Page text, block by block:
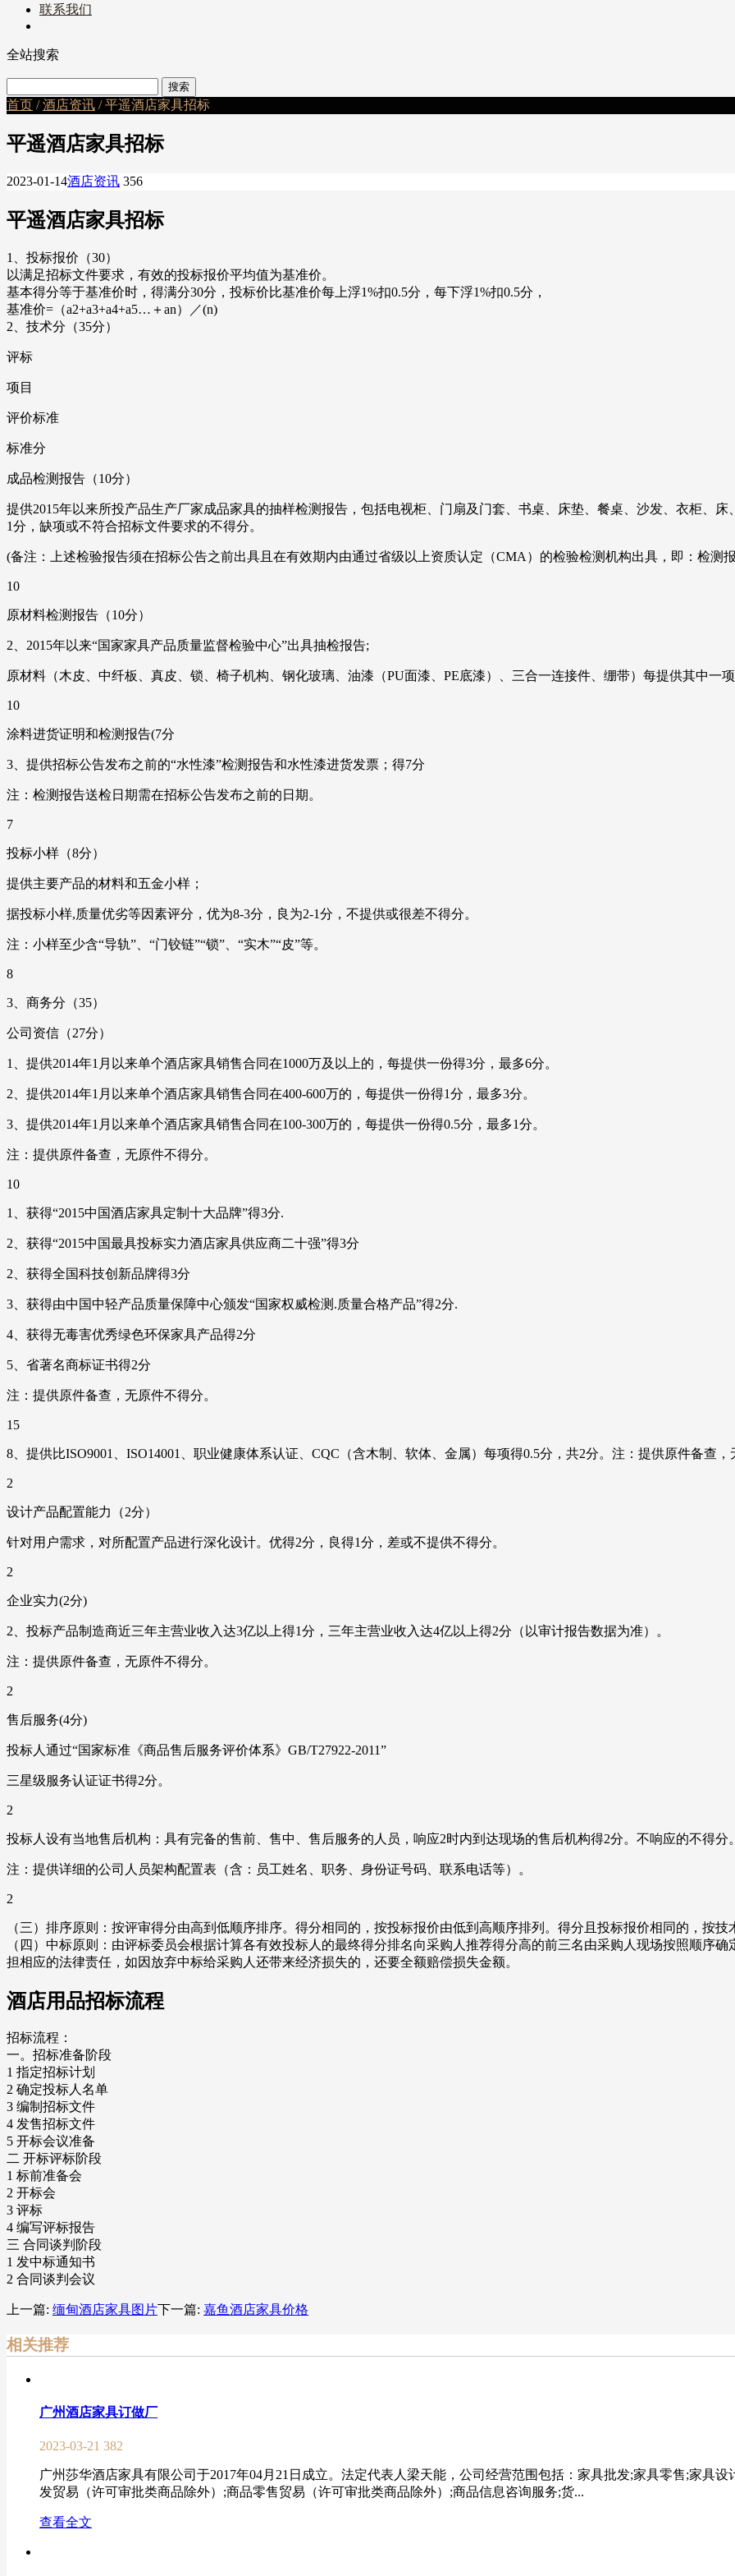
联系我们
全站搜索
首页 /酒店资讯 / 平遥酒店家具招标
平遥酒店家具招标
2023-01-14酒店资讯 356
平遥酒店家具招标
1、投标报价（30）
以满足招标文件要求，有效的投标报价平均值为基准价。
基本得分等于基准价时，得满分30分，投标价比基准价每上浮1%扣0.5分，每下浮1%扣0.5分，
基准价=（a2+a3+a4+a5…＋an）／(n)
2、技术分（35分）
评标
项目
评价标准
标准分
成品检测报告（10分）
提供2015年以来所投产品生产厂家成品家具的抽样检测报告，包括电视柜、门扇及门套、书桌、床垫、餐桌、沙发、衣柜、
1分，缺项或不符合招标文件要求的不得分。
(备注：上述检验报告须在招标公告之前出具且在有效期内由通过省级以上资质认定（CMA）的检验检测机构出具，即：检测
10
原材料检测报告（10分）
2、2015年以来“国家家具产品质量监督检验中心”出具抽检报告;
原材料（木皮、中纤板、真皮、锁、椅子机构、钢化玻璃、油漆（PU面漆、PE底漆）、三合一连接件、绷带）每提供其中一项
10
涂料进货证明和检测报告(7分
3、提供招标公告发布之前的“水性漆”检测报告和水性漆进货发票；得7分
注：检测报告送检日期需在招标公告发布之前的日期。
7
投标小样（8分）
提供主要产品的材料和五金小样；
据投标小样,质量优劣等因素评分，优为8-3分，良为2-1分，不提供或很差不得分。
注：小样至少含“导轨”、“门铰链”“锁”、“实木”“皮”等。
8
3、商务分（35）
公司资信（27分）
1、提供2014年1月以来单个酒店家具销售合同在1000万及以上的，每提供一份得3分，最多6分。
2、提供2014年1月以来单个酒店家具销售合同在400-600万的，每提供一份得1分，最多3分。
3、提供2014年1月以来单个酒店家具销售合同在100-300万的，每提供一份得0.5分，最多1分。
注：提供原件备查，无原件不得分。
10
1、获得“2015中国酒店家具定制十大品牌”得3分.
2、获得“2015中国最具投标实力酒店家具供应商二十强”得3分
2、获得全国科技创新品牌得3分
3、获得由中国中轻产品质量保障中心颁发“国家权威检测.质量合格产品”得2分.
4、获得无毒害优秀绿色环保家具产品得2分
5、省著名商标证书得2分
注：提供原件备查，无原件不得分。
15
8、提供比ISO9001、ISO14001、职业健康体系认证、CQC（含木制、软体、金属）每项得0.5分，共2分。注：提供原件备查，
2
设计产品配置能力（2分）
针对用户需求，对所配置产品进行深化设计。优得2分，良得1分，差或不提供不得分。
2
企业实力(2分)
2、投标产品制造商近三年主营业收入达3亿以上得1分，三年主营业收入达4亿以上得2分（以审计报告数据为准）。
注：提供原件备查，无原件不得分。
2
售后服务(4分)
投标人通过“国家标准《商品售后服务评价体系》GB/T27922-2011”
三星级服务认证证书得2分。
2
投标人设有当地售后机构：具有完备的售前、售中、售后服务的人员，响应2时内到达现场的售后机构得2分。不响应的不得分。
注：提供详细的公司人员架构配置表（含：员工姓名、职务、身份证号码、联系电话等）。
2
（三）排序原则：按评审得分由高到低顺序排序。得分相同的，按投标报价由低到高顺序排列。得分且投标报价相同的，按技
（四）中标原则：由评标委员会根据计算各有效投标人的最终得分排名向采购人推荐得分高的前三名由采购人现场按照顺序
担相应的法律责任，如因放弃中标给采购人还带来经济损失的，还要全额赔偿损失金额。
酒店用品招标流程
招标流程：
一。招标准备阶段
1 指定招标计划
2 确定投标人名单
3 编制招标文件
4 发售招标文件
5 开标会议准备
二 开标评标阶段
1 标前准备会
2 开标会
3 评标
4 编写评标报告
三 合同谈判阶段
1 发中标通知书
2 合同谈判会议
上一篇: 缅甸酒店家具图片下一篇: 嘉鱼酒店家具价格
相关推荐
广州酒店家具订做厂
2023-03-21 382
广州莎华酒店家具有限公司于2017年04月21日成立。法定代表人梁天能，公司经营范围包括：家具批发;家具零售;家具
发贸易（许可审批类商品除外）;商品零售贸易（许可审批类商品除外）;商品信息咨询服务;货...
查看全文